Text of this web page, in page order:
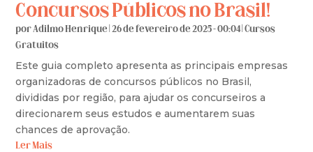
Concursos Públicos no Brasil!
porAdilmo Henrique |26 de fevereiro de 2025 - 00:04 |Cursos
Gratuitos
Este guia completo apresenta as principais empresas
organizadoras de concursos públicos no Brasil,
divididas por região, para ajudar os concurseiros a
direcionarem seus estudos e aumentarem suas
chances de aprovação.
Ler Mais